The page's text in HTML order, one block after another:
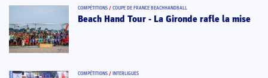
COMPÉTITIONS / COUPE DE FRANCE BEACHHANDBALL
Beach Hand Tour - La Gironde rafle la mise
COMPÉTITIONS / INTERLIGUES